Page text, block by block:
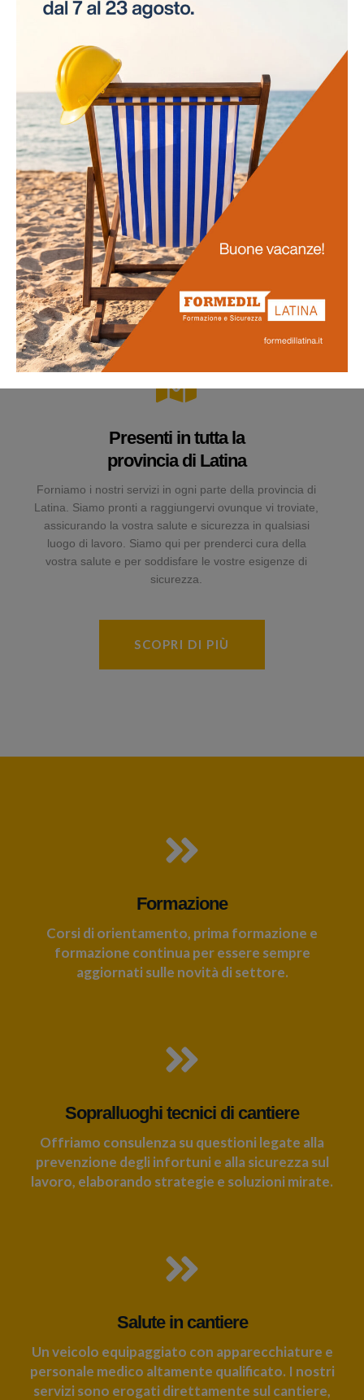
necessità di interruzioni per gli esami. Questo
approccio innovativo non solo risparmia tempo alle
Promozione
della salute
La salute dei lavoratori rappresenta il fulcro di questo
progetto. Favoriamo uno stile di vita salutare tra il
personale e sosteniamo attivamente la prevenzione
delle malattie professionali. Ci impegniamo
nell'obiettivo di potenziare la vostra salute e il vostro
benessere generale.
Presenti in tutta la
provincia di Latina
Forniamo i nostri servizi in ogni parte della provincia di
Latina. Siamo pronti a raggiungervi ovunque vi troviate,
assicurando la vostra salute e sicurezza in qualsiasi
luogo di lavoro. Siamo qui per prenderci cura della
vostra salute e per soddisfare le vostre esigenze di
sicurezza.
SCOPRI DI PIÙ
Formazione
Corsi di orientamento, prima formazione e
formazione continua per essere sempre
aggiornati sulle novità di settore.
Sopralluoghi tecnici di cantiere
Offriamo consulenza su questioni legate alla
prevenzione degli infortuni e alla sicurezza sul
lavoro, elaborando strategie e soluzioni mirate.
Salute in cantiere
Un veicolo equipaggiato con apparecchiature e
personale medico altamente qualificato. I nostri
servizi sono erogati direttamente sul cantiere,